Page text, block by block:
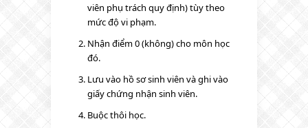
viên phụ trách quy định) tùy theo
mức độ vi phạm.
Nhận điểm 0 (không) cho môn học
đó.
Lưu vào hồ sơ sinh viên và ghi vào
giấy chứng nhận sinh viên.
Buộc thôi học.